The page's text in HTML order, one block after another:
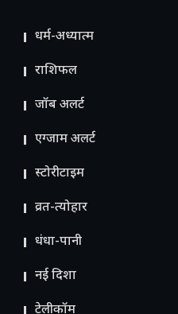
धर्म-अध्यात्म
राशिफल
जॉब अलर्ट
एग्जाम अलर्ट
स्टोरीटाइम
व्रत-त्योहार
धंधा-पानी
नई दिशा
टेलीकॉम